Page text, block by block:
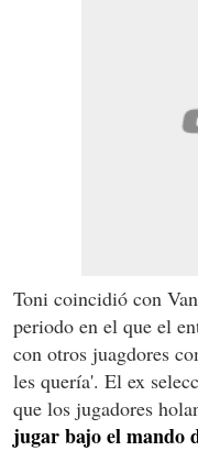
Toni coincidió con
periodo en el que el
con otros juagdores
les quería'. El ex
que los jugadores
jugar bajo el mando